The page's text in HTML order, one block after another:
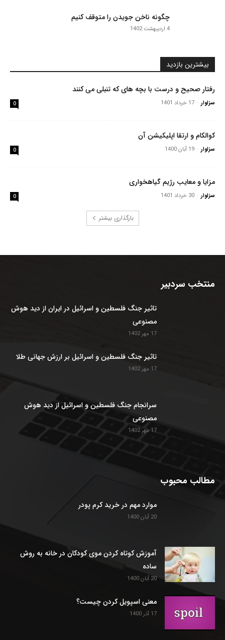
چگونه ناخن جویدن را متوقف کنیم
4 اردیبهشت 1402
بیشترین بازدید
رفتار صحیح و درست با بچه های که تنبلی می کنند
سزاوار - 17 خرداد 1401 0
کوالکام و ارتقا اپلیکیشن آن
سزاوار - 19 آبان 1400 0
مزایا و معایب رژیم گیاهخواری
سزاوار - 30 خرداد 1401 0
بارگذاری بیشتر
منتخب سردبیر
تاثیر جنگ فلسطین و اسرائیل در ایران از دید هوش
مصنوعی
17 مهر 1402
تاثیر جنگ فلسطین و اسرائیل بر ارزش جهانی طلا
17 مهر 1402
سرانجام جنگ فلسطین و اسرائیل از دید هوش
مصنوعی
17 مهر 1402
مطالب محبوب
موارد مهم در خرید کرم پودر
20 آبان 1400
آموزش کوتاه کردن موی کودکان در خانه به روش
ساده
20 آبان 1400
معنی اسپویل کردن چیست؟
17 آذر 1400